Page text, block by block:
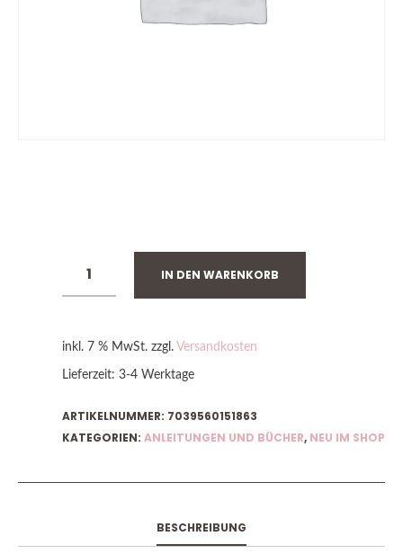
IN DEN WARENKORB
inkl. 7 % MwSt. zzgl. Versandkosten
Lieferzeit: 3-4 Werktage
ARTIKELNUMMER: 7039560151863
KATEGORIEN: ANLEITUNGEN UND BÜCHER, NEU IM SHOP
BESCHREIBUNG